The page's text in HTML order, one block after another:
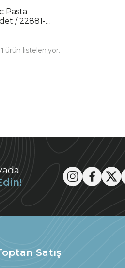
Pasta
1 ürün listeleniyor.
Satış